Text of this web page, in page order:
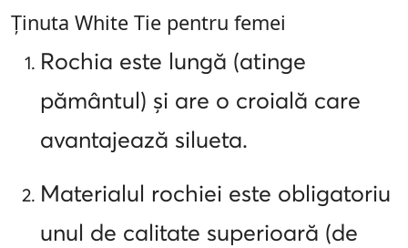
Ținuta White Tie pentru femei
Rochia este lungă (atinge
pământul) și are o croială care
avantajează silueta.
Materialul rochiei este obligatoriu
unul de calitate superioară (de